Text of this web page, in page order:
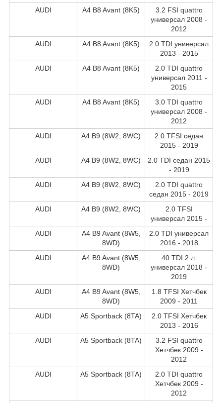
AUDI A4 B8 Avant (8K5)
3.2 FSI quattro
универсал 2008 -
2012
AUDI
A4 B8 Avant (8K5)
2.0 TDI универсал
2013 - 2015
AUDI
A4 B8 Avant (8K5)
2.0 TDI quattro
универсал 2011 -
2015
AUDI
A4 B8 Avant (8K5)
3.0 TDI quattro
универсал 2008 -
2012
AUDI
A4 B9 (8W2, 8WC)
2.0 TFSI седан
2015 - 2019
AUDI
A4 B9 (8W2, 8WC)
2.0 TDI седан 2015
- 2019
AUDI
A4 B9 (8W2, 8WC)
2.0 TDI quattro
седан 2015 - 2019
AUDI
A4 B9 (8W2, 8WC)
2.0 TFSI
универсал 2015 -
AUDI
A4 B9 Avant (8W5,
8WD)
2.0 TDI универсал
2016 - 2018
AUDI
A4 B9 Avant (8W5,
8WD)
40 TDI 2 л.
универсал 2018 -
2019
AUDI
A4 B9 Avant (8W5,
8WD)
1.8 TFSI Хетчбек
2009 - 2011
AUDI
A5 Sportback (8TA)
2.0 TFSI Хетчбек
2013 - 2016
AUDI
A5 Sportback (8TA)
3.2 FSI quattro
Хетчбек 2009 -
2012
AUDI
A5 Sportback (8TA)
2.0 TDI quattro
Хетчбек 2009 -
2012